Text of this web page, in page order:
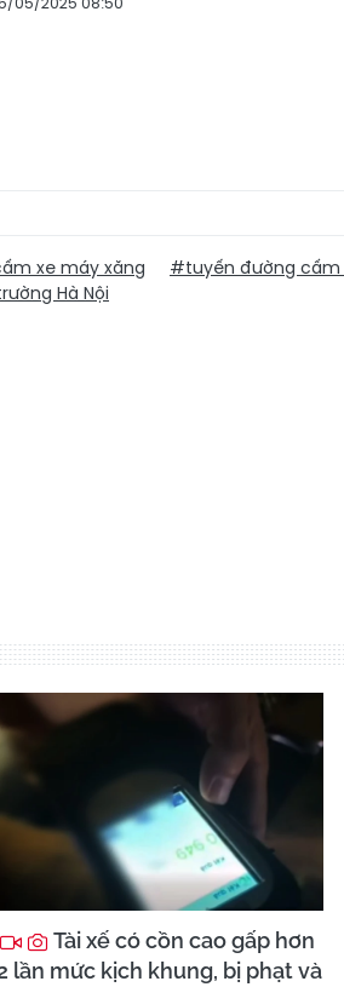
xe máy xăng #tuyến đường cấm
Hà Nội
Tài xế có cồn cao gấp hơn
lần mức kịch khung, bị phạt và